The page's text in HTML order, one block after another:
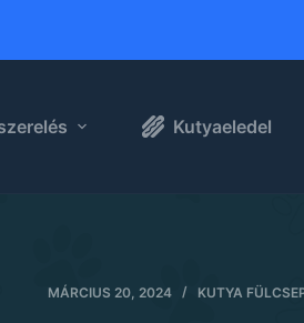
Kutyaeledel
MÁRCIUS 20, 2024 KUTYA